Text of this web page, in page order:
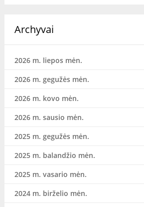
Archyvai
2026 m. liepos mėn.
2026 m. gegužės mėn.
2026 m. kovo mėn.
2026 m. sausio mėn.
2025 m. gegužės mėn.
2025 m. balandžio mėn.
2025 m. vasario mėn.
2024 m. birželio mėn.